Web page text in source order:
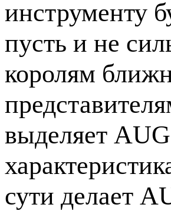
инструменту
пусть и не
королям
выделяет
сути делает